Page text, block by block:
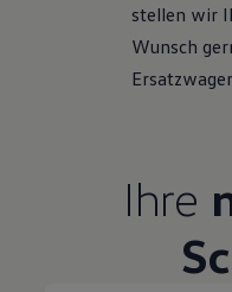
stellen wir
Wunsch
Ihre